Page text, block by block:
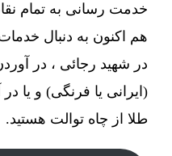
خدمت رسانی به تمام
هم اکنون به دنبال
در شهید رجائی ، در
(ایرانی یا فرنگی) و یا
طلا از چاه توالت هستید.